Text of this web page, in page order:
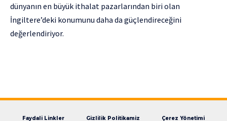
dünyanın en büyük ithalat pazarlarından biri olan
İngiltere’deki konumunu daha da güçlendireceğini
değerlendiriyor.
Faydali Linkler Gizlilik Politikamiz Çerez Yönetimi